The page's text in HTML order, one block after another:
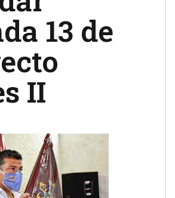
13 de
II